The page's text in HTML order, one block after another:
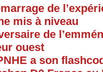
de
mis à niveau
de
ouest
a son